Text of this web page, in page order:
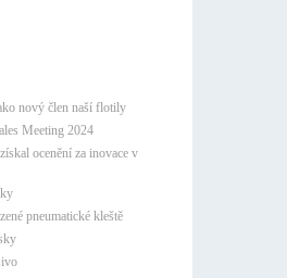
nový člen naší flotily
Meeting 2024
ocenění za inovace v
pneumatické kleště